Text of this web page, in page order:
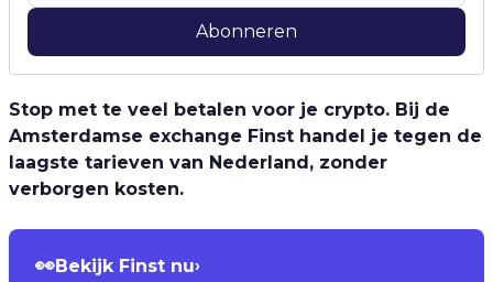
Abonneren
Stop met te veel betalen voor je crypto. Bij de
Amsterdamse exchange Finst handel je tegen de
laagste tarieven van Nederland, zonder
verborgen kosten.
👀Bekijk Finst nu›